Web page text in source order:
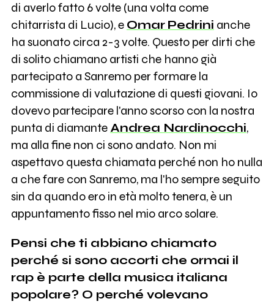
di averlo fatto 6 volte (una volta come
chitarrista di Lucio), e Omar Pedrini anche
ha suonato circa 2-3 volte. Questo per dirti che
di solito chiamano artisti che hanno già
partecipato a Sanremo per formare la
commissione di valutazione di questi giovani. Io
dovevo partecipare l'anno scorso con la nostra
punta di diamante Andrea Nardinocchi,
ma alla fine non ci sono andato. Non mi
aspettavo questa chiamata perché non ho nulla
a che fare con Sanremo, ma l'ho sempre seguito
sin da quando ero in età molto tenera, è un
appuntamento fisso nel mio arco solare.
Pensi che ti abbiano chiamato
perché si sono accorti che ormai il
rap è parte della musica italiana
popolare? O perché volevano